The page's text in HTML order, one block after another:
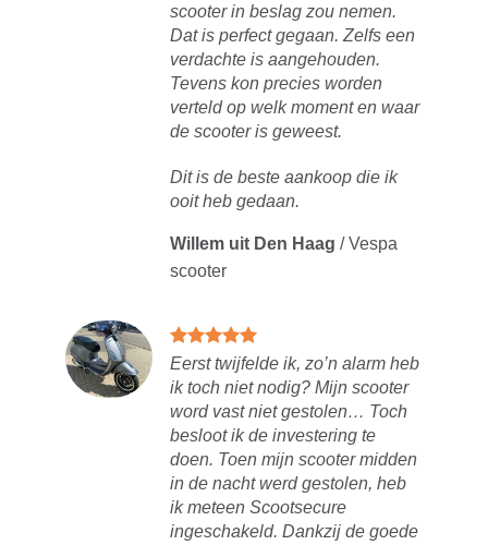
scooter in beslag zou nemen.
Dat is perfect gegaan. Zelfs een
verdachte is aangehouden.
Tevens kon precies worden
verteld op welk moment en waar
de scooter is geweest.
Dit is de beste aankoop die ik
ooit heb gedaan.
Willem uit Den Haag /Vespa
scooter
Eerst twijfelde ik, zo’n alarm heb
ik toch niet nodig? Mijn scooter
word vast niet gestolen… Toch
besloot ik de investering te
doen. Toen mijn scooter midden
in de nacht werd gestolen, heb
ik meteen Scootsecure
ingeschakeld. Dankzij de goede